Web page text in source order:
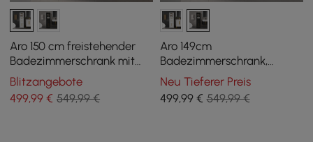
Aro 150 cm freistehender
Badezimmerschrank mit
Regalen, Schubladen &
Türen
Blitzangebote
499,99 € 549,99 €
Aro 149cm
Badezimmerschrank,
freistehender Hochschrank
mit Regalen, Schubladen &
Türen
Neu Tieferer Preis
499,99€ 549,99 €